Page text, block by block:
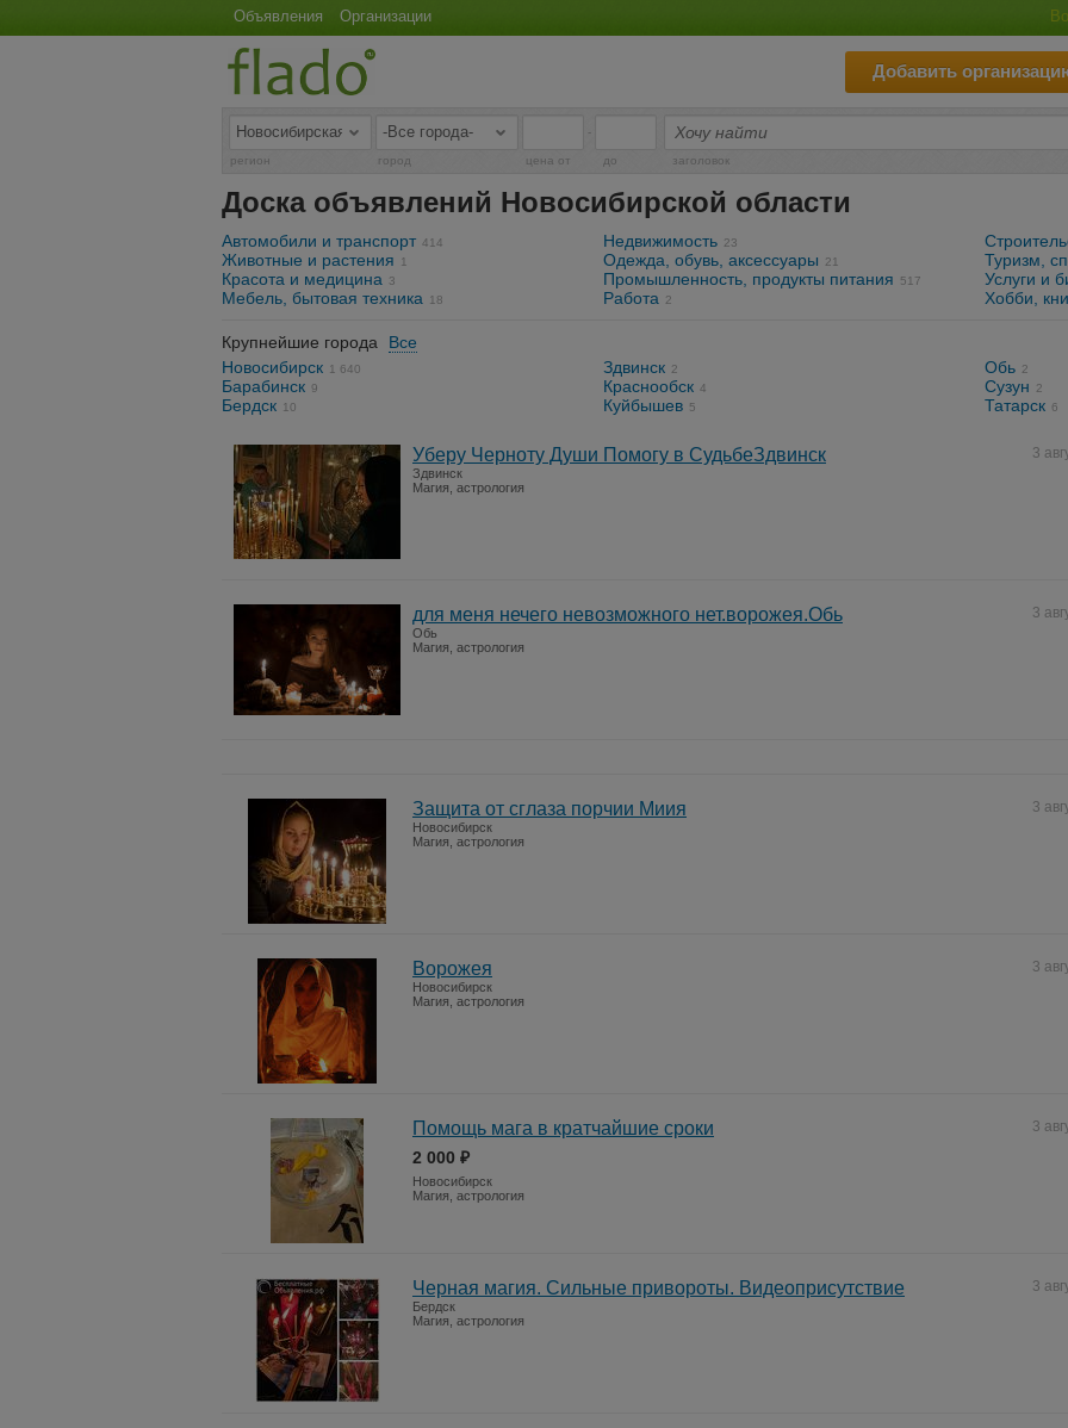
Объявления Организации
Добавить
-
регион город цена от до заголовок
Доска объявлений Новосибирской области
Автомобили и транспорт 414
Животные и растения 1
Красота и медицина 3
Мебель, бытовая техника 18
Недвижимость 23
Одежда, обувь, аксессуары 21
Промышленность, продукты питания 517
Работа 2
Туризм,
Услуги и
Хобби,
Крупнейшие города
Все
Новосибирск 1 640
Барабинск 9
Бердск 10
Здвинск 2
Краснообск 4
Куйбышев 5
Обь 2
Сузун 2
Татарск 6
3
Уберу Черноту Души Помогу в СудьбеЗдвинск
Здвинск
Магия, астрология
3
для меня нечего невозможного нет.ворожея.Обь
Обь
Магия, астрология
3
Защита от сглаза порчии Миия
Новосибирск
Магия, астрология
3
Ворожея
Новосибирск
Магия, астрология
3
Помощь мага в кратчайшие сроки
2 000 ₽
Новосибирск
Магия, астрология
3
Черная магия. Сильные привороты. Видеоприсутствие
Бердск
Магия, астрология